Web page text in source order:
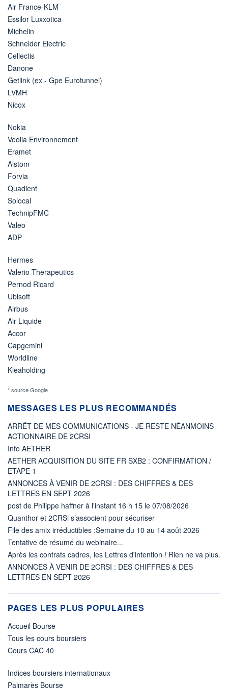
Air France-KLM
Essilor Luxxotica
Michelin
Schneider Electric
Cellectis
Danone
Getlink (ex - Gpe Eurotunnel)
LVMH
Nicox
Nokia
Veolia Environnement
Eramet
Alstom
Forvia
Quadient
Solocal
TechnipFMC
Valeo
ADP
Hermes
Valerio Therapeutics
Pernod Ricard
Ubisoft
Airbus
Air Liquide
Accor
Capgemini
Worldline
Kleaholding
* source Google
MESSAGES LES PLUS RECOMMANDÉS
ARRÊT DE MES COMMUNICATIONS - JE RESTE NÉANMOINS
ACTIONNAIRE DE 2CRSI
Info AETHER
AETHER ACQUISITION DU SITE FR SXB2 : CONFIRMATION /
ETAPE 1
ANNONCES À VENIR DE 2CRSI : DES CHIFFRES & DES
LETTRES EN SEPT 2026
post de Philippe haffner à l'instant 16 h 15 le 07/08/2026
Quanthor et 2CRSi s’associent pour sécuriser
File des amix irréductibles :Semaine du 10 au 14 août 2026
Tentative de résumé du webinaire...
Après les contrats cadres, les Lettres d'intention ! Rien ne va plus.
ANNONCES À VENIR DE 2CRSI : DES CHIFFRES & DES
LETTRES EN SEPT 2026
PAGES LES PLUS POPULAIRES
Accueil Bourse
Tous les cours boursiers
Cours CAC 40
Indices boursiers internationaux
Palmarès Bourse